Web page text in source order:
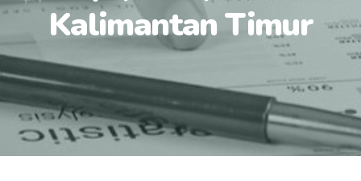
Kalimantan Timur